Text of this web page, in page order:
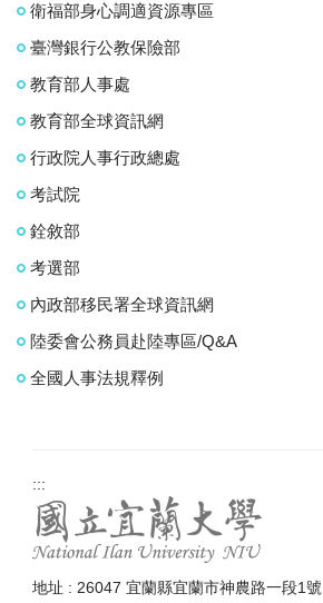
衛福部身心調適資源專區
臺灣銀行公教保險部
教育部人事處
教育部全球資訊網
行政院人事行政總處
考試院
銓敘部
考選部
內政部移民署全球資訊網
陸委會公務員赴陸專區/Q&A
全國人事法規釋例
:::
地址 : 26047 宜蘭縣宜蘭市神農路一段1號